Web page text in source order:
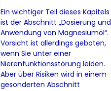
Ein wichtiger Teil dieses Kapitels
ist der Abschnitt „Dosierung und
Anwendung von Magnesiumöl“.
Vorsicht ist allerdings geboten,
wenn Sie unter einer
Nierenfunktionsstörung leiden.
Aber über Risiken wird in einem
gesonderten Abschnitt